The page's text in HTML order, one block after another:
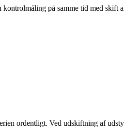
på samme tid med skift
ordentligt. Ved udskiftning af